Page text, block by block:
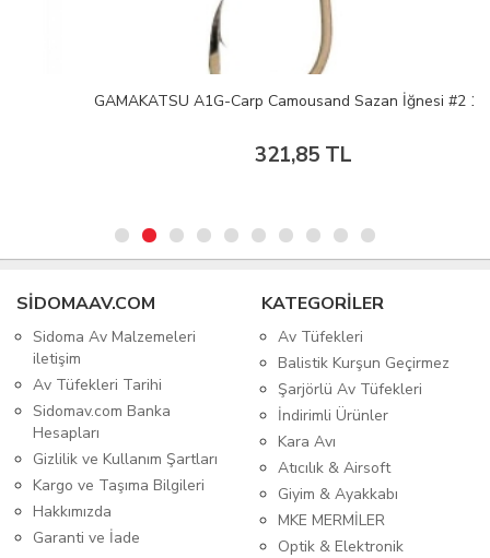
GAMAKATSU A1G-Carp Camousand Sazan İğnesi #2 1/10
321,85 TL
SIDOMAAV.COM
Sidoma Av Malzemeleri
iletişim
Av Tüfekleri Tarihi
Sidomav.com Banka
Hesapları
Gizlilik ve Kullanım Şartları
Kargo ve Taşıma Bilgileri
Hakkımızda
Garanti ve İade
KATEGORİLER
Av Tüfekleri
Balistik Kurşun Geçirmez
Şarjörlü Av Tüfekleri
İndirimli Ürünler
Kara Avı
Atıcılık & Airsoft
Giyim & Ayakkabı
MKE MERMİLER
Optik & Elektronik